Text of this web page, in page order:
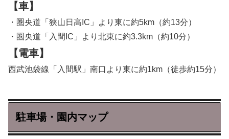
【車】
・圏央道「狭山日高IC」より東に約5km（約13分）
・圏央道「入間IC」より北東に約3.3km（約10分）
【電車】
西武池袋線「入間駅」南口より東に約1km（徒歩約15分）
駐車場・園内マップ